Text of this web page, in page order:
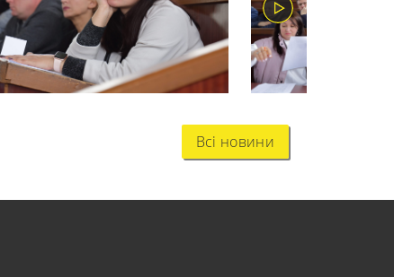
Всі новини